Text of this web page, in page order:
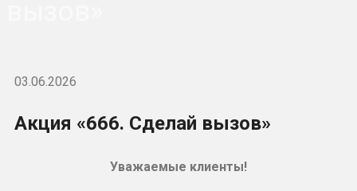
03.06.2026
Акция «666. Сделай вызов»
Уважаемые клиенты!